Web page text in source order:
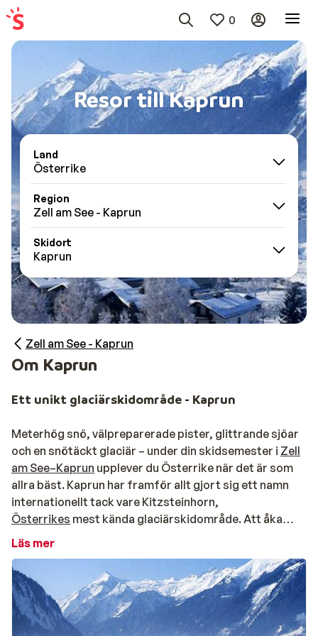
0
Resor till Kaprun
Land
Österrike
Region
Zell am See - Kaprun
Skidort
Kaprun
Zell am See - Kaprun
Om Kaprun
Ett unikt glaciärskidområde - Kaprun
Meterhög snö, välpreparerade pister, glittrande sjöar
och en snötäckt glaciär – under din skidsemester i Zell
am See–Kaprun upplever du Österrike när det är som
allra bäst. Kaprun har framför allt gjort sig ett namn
internationellt tack vare Kitzsteinhorn,
Österrikes mest kända glaciärskidområde. Att åka
skidor här är idealiskt för både nybörjare och erfarna
särskilt branta eller smala – de är breda, lättåkta och
bjuder nästan alltid på perfekt snö. I området väntar
138 kilometer nedfarter som räcker för flera dagars
skidåkning. Vill du ha ännu mer variation? Då tar du
Läs mer